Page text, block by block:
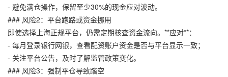
- 避免满仓操作，保留至少30%的现金应对波动。
### 风险2：平台跑路或资金挪用
即使选择上海正规平台，仍需定期核查资金流向。**应对**：
- 每月登录银行网银，查看配资账户资金是否与平台显示一致；
- 关注平台公告，及时了解监管政策变化。
### 风险3：强制平仓导致踏空